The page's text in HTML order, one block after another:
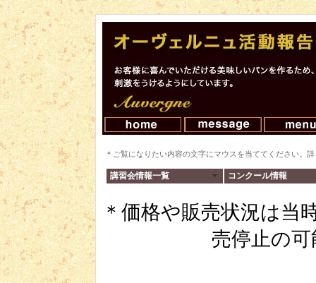
＊ご覧になりたい内容の文字にマウスを当ててください。
講習会情報一覧 コンクール情報
＊価格や販売状況は当
売停止の